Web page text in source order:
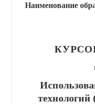
Наименование